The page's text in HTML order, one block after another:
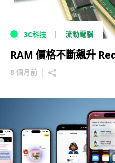
3C科技 流動電腦
RAM 價格不斷飆升
8 個月前